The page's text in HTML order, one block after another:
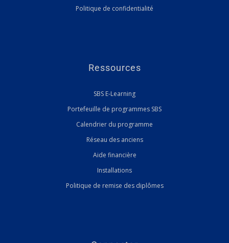
Politique de confidentialité
Ressources
SBS E-Learning
Portefeuille de programmes SBS
Calendrier du programme
Réseau des anciens
Aide financière
Installations
Politique de remise des diplômes